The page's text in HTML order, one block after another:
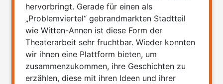
hervorbringt. Gerade für einen als
„Problemviertel“ gebrandmarkten Stadtteil
wie Witten-Annen ist diese Form der
Theaterarbeit sehr fruchtbar. Wieder konnten
wir ihnen eine Plattform bieten, um
zusammenzukommen, ihre Geschichten zu
erzählen, diese mit ihren Ideen und ihrer